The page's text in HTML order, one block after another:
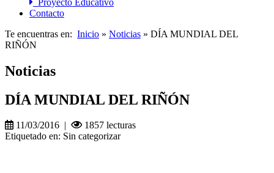
Contacto
Te encuentras en: Inicio » Noticias » DÍA MUNDIAL DEL
RIÑÓN
Noticias
DÍA MUNDIAL DEL RIÑÓN
11/03/2016 |
1857 lecturas
Etiquetado en: Sin categorizar